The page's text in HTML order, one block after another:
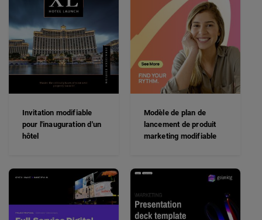
Invitation modifiable
pour l'inauguration d'un
hôtel
Modèle de plan de
lancement de produit
marketing modifiable